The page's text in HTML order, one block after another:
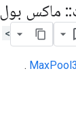
:: ماكس بول3D
.